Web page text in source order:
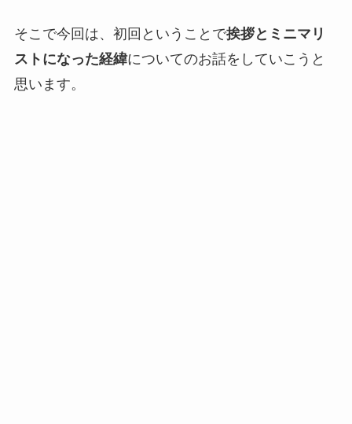
そこで今回は、初回ということで挨拶とミニマリ
ストになった経緯についてのお話をしていこうと
思います。